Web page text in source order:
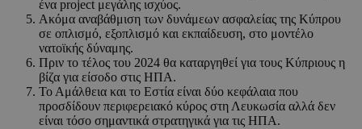
ένα project μεγάλης ισχύος.
Ακόμα αναβάθμιση των δυνάμεων ασφαλείας της Κύπρου
σε οπλισμό, εξοπλισμό και εκπαίδευση, στο μοντέλο
νατοϊκής δύναμης.
Πριν το τέλος του 2024 θα καταργηθεί για τους Κύπριους η
βίζα για είσοδο στις ΗΠΑ.
Το Αμάλθεια και το Εστία είναι δύο κεφάλαια που
προσδίδουν περιφερειακό κύρος στη Λευκωσία αλλά δεν
είναι τόσο σημαντικά στρατηγικά για τις ΗΠΑ.